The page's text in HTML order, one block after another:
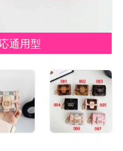
通用型